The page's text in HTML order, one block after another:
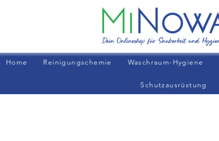
Home Reinigungschemie Waschraum-Hygiene
Schutzausrüstung